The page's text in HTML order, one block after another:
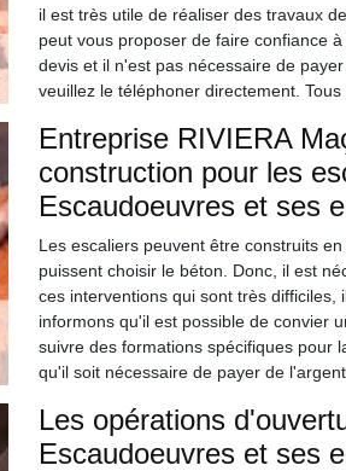
il est très utile de réaliser des travaux
peut vous proposer de faire confiance
devis et il n'est pas nécessaire de
veuillez le téléphoner directement.
Entreprise RIVIERA
construction pour les
Escaudoeuvres et ses
Les escaliers peuvent être construits
puissent choisir le béton. Donc, il est
ces interventions qui sont très difficiles,
informons qu'il est possible de convier
suivre des formations spécifiques pour
qu'il soit nécessaire de payer de l'argent.
Les opérations
Escaudoeuvres et ses